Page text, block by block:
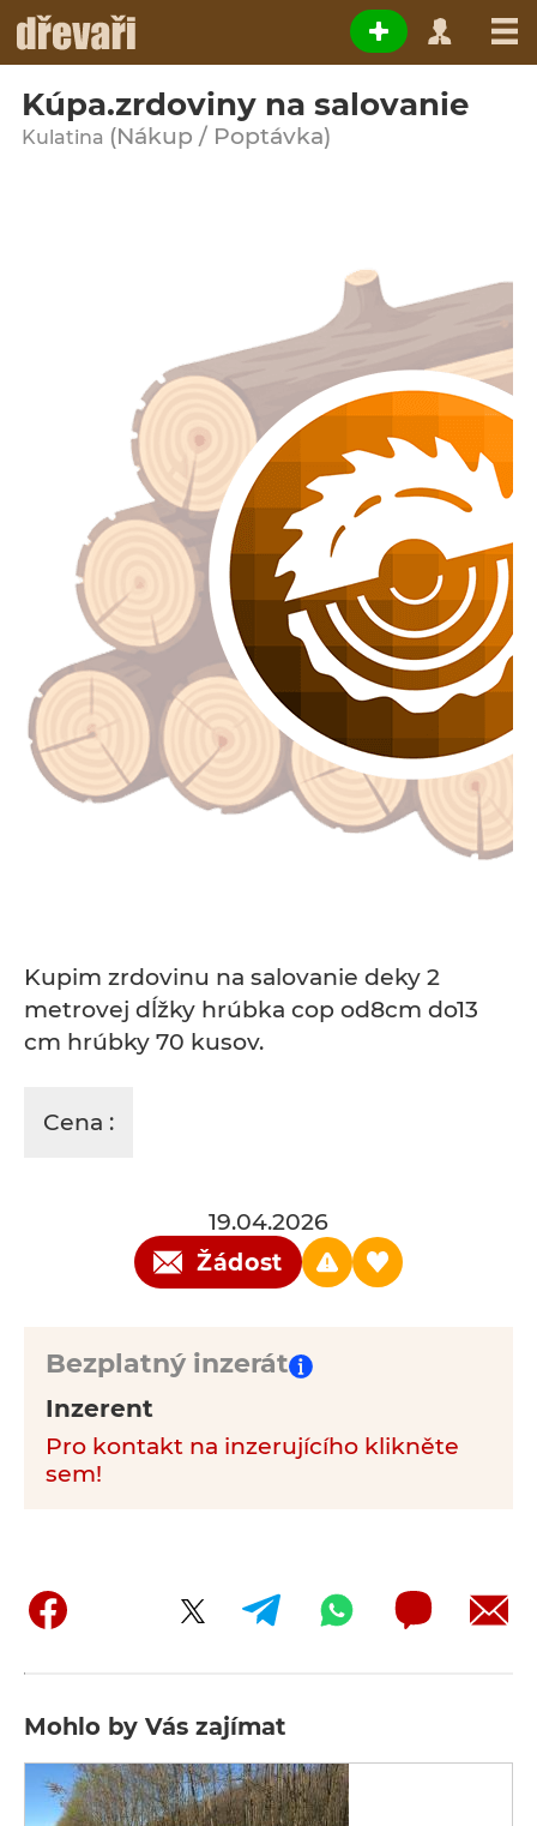
Kúpa.zrdoviny na salovanie
Kulatina (Nákup / Poptávka)
Kupim zrdovinu na salovanie deky 2
metrovej dĺžky hrúbka cop od8cm do13
cm hrúbky 70 kusov.
Cena :
19.04.2026
Žádost
Bezplatný inzerát
Inzerent
Pro kontakt na inzerujícího klikněte
sem!
Mohlo by Vás zajímat